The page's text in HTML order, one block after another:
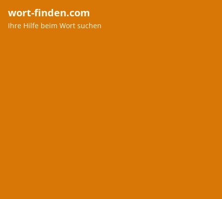
wort-finden.com
Ihre Hilfe beim Wort suchen